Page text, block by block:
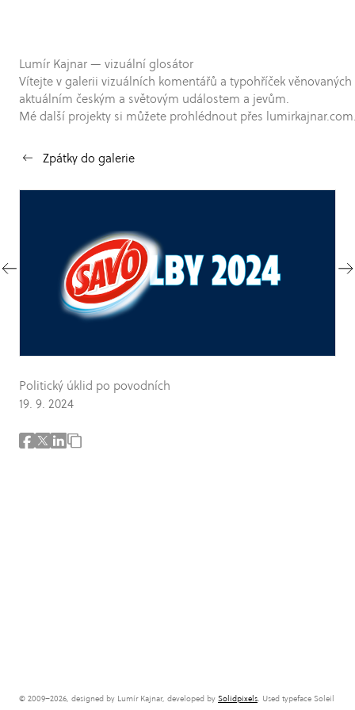
Lumír Kajnar — vizuální glosátor
Vítejte v galerii vizuálních komentářů a typohříček věnovaných
aktuálním českým a světovým událostem a jevům.
Mé další projekty si můžete prohlédnout přes
Zpátky do galerie
Politický úklid po povodních
19. 9. 2024
© 2009–2026, designed by Lumír Kajnar, developed by Solidpixels. Used typeface Soleil